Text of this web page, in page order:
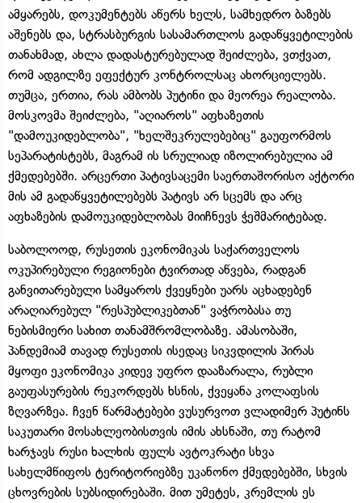
ამყარებს, დოკუმენტებს აწერს ხელს, სამხედრო ბაზებს
აშენებს და, სტრასბურგის სასამართლოს გადაწყვეტილების
თანახმად, ახლა დადასტურებულად შეიძლება, ვთქვათ,
რომ ადგილზე ეფექტურ კონტროლსაც ახორციელებს.
თუმცა, ერთია, რას ამბობს პუტინი და მეორეა რეალობა.
მოსკოვმა შეიძლება, "აღიაროს" აფხაზეთის
"დამოუკიდებლობა", "ხელშეკრულებებიც" გაუფორმოს
სეპარატისტებს, მაგრამ ის სრულიად იზოლირებულია ამ
ქმედებებში. არცერთი პატივსაცემი საერთაშორისო აქტორი
მის ამ გადაწყვეტილებებს პატივს არ სცემს და არც
აფხაზების დამოუკიდებლობას მიიჩნევს ჭეშმარიტებად.
საბოლოოდ, რუსეთის ეკონომიკას საქართველოს
ოკუპირებული რეგიონები ტვირთად აწვება, რადგან
განვითარებული სამყაროს ქვეყნები უარს აცხადებენ
არაღიარებულ "რესპუბლიკებთან" ვაჭრობასა თუ
ნებისმიერი სახით თანამშრომლობაზე. ამასობაში,
პანდემიამ თავად რუსეთის ისედაც სიკვდილის პირას
მყოფი ეკონომიკა კიდევ უფრო დააზარალა, რუბლი
გაუფასურების რეკორდებს ხსნის, ქვეყანა კოლაფსის
ზღვარზეა. ჩვენ წარმატებები ვუსურვოთ ვლადიმერ პუტინს
საკუთარი მოსახლეობისთვის იმის ახსნაში, თუ რატომ
ხარჯავს რუსი ხალხის ფულს ავტოკრატი სხვა
სახელმწიფოს ტერიტორიებზე უკანონო ქმედებებში, სხვის
ცხოვრების სუბსიდირებაში. მით უმეტეს, კრემლის ეს